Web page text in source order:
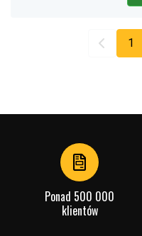
1
Ponad 500 000
klientów